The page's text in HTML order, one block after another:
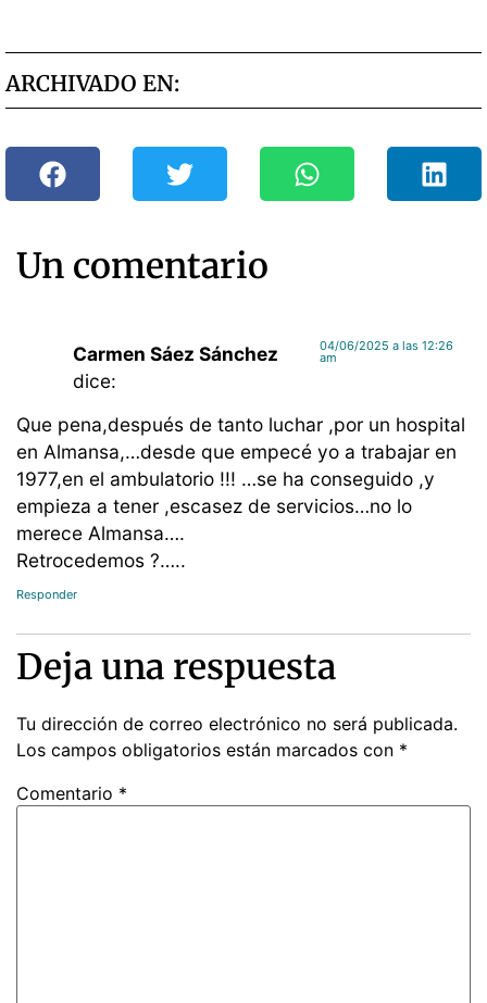
ARCHIVADO EN:
Un comentario
Carmen Sáez Sánchez
dice:
04/06/2025 a las 12:26
am
Que pena,después de tanto luchar ,por un hospital
en Almansa,…desde que empecé yo a trabajar en
1977,en el ambulatorio !!! …se ha conseguido ,y
empieza a tener ,escasez de servicios…no lo
merece Almansa….
Retrocedemos ?…..
Responder
Deja una respuesta
Tu dirección de correo electrónico no será publicada.
Los campos obligatorios están marcados con *
Comentario *